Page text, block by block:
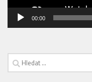
00:00
Vyhledávání